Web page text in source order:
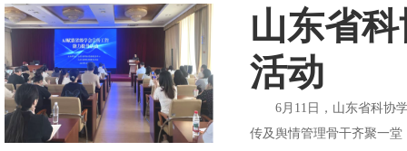
山东省
活动
6月11日，山东省科协学
传及舆情管理骨干齐聚一